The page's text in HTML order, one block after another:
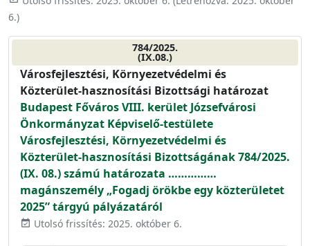
6.)
784/2025.
(IX.08.)
Városfejlesztési, Környezetvédelmi és
Közterület-hasznosítási Bizottsági határozat
Budapest Főváros VIII. kerület Józsefvárosi
Önkormányzat Képviselő-testülete
Városfejlesztési, Környezetvédelmi és
Közterület-hasznosítási Bizottságának 784/2025.
(IX. 08.) számú határozata ……………
magánszemély „Fogadj örökbe egy közterületet
2025” tárgyú pályázatáról
event_available Utolsó frissítés: 2025. október 6.